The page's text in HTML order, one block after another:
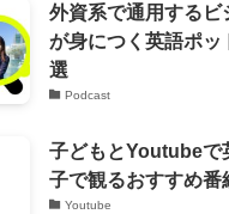
外資系で通用するビ
が身につく英語ポッ
選
Podcast
子どもとYoutubeで
子で観るおすすめ番
Youtube